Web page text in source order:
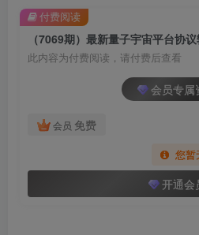
此内容为付费阅读，请付费后查看
会员专属
会员 免费
您暂
开通会
付费阅读